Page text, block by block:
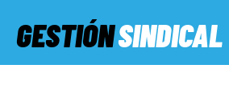
GESTIÓNSINDICAL